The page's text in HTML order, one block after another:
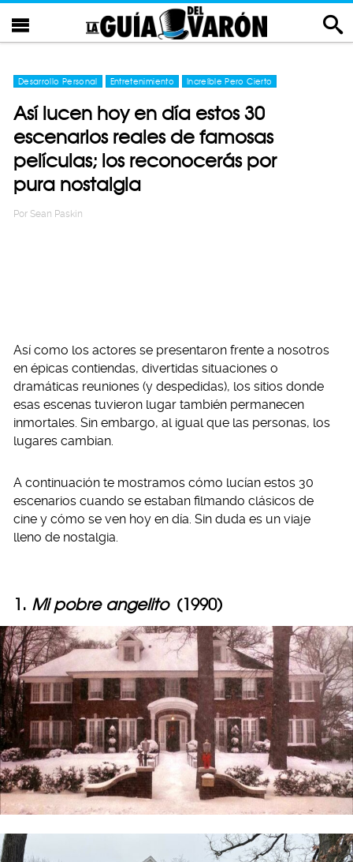
Desarrollo Personal Entretenimiento Increíble Pero Cierto
Así lucen hoy en día estos 30
escenarios reales de famosas
películas; los reconocerás por
pura nostalgia
Por Sean Paskin
Así como los actores se presentaron frente a nosotros
en épicas contiendas, divertidas situaciones o
dramáticas reuniones (y despedidas), los sitios donde
esas escenas tuvieron lugar también permanecen
inmortales. Sin embargo, al igual que las personas, los
lugares cambian.
A continuación te mostramos cómo lucían estos 30
escenarios cuando se estaban filmando clásicos de
cine y cómo se ven hoy en día. Sin duda es un viaje
lleno de nostalgia.
1. Mi pobre angelito (1990)